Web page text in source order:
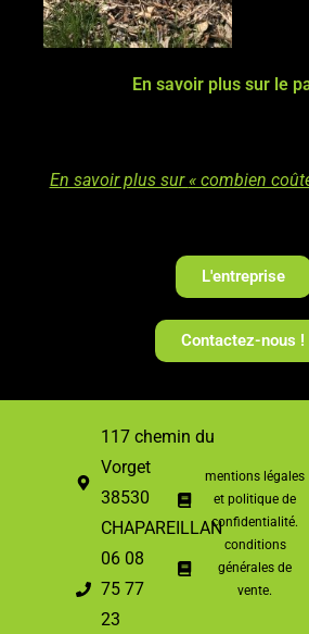
En savoir plus sur le
En savoir plus sur« combien
L'entreprise
Contactez-nous !
117 chemin du
Vorget
38530
CHAPAREILLAN
06 08
75 77
23
mentions légales
et politique de
confidentialité.
conditions
générales de
vente.